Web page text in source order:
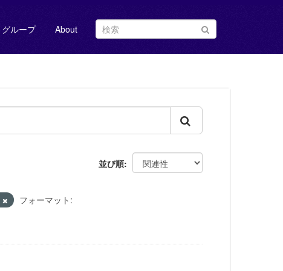
グループ About
並び順
フォーマット: